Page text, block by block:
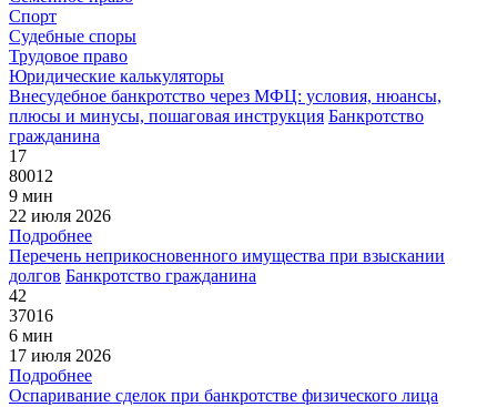
Спорт
Судебные споры
Трудовое право
Юридические калькуляторы
Внесудебное банкротство через МФЦ: условия, нюансы,
плюсы и минусы, пошаговая инструкция Банкротство
гражданина
17
80012
9 мин
22 июля 2026
Подробнее
Перечень неприкосновенного имущества при взыскании
долгов Банкротство гражданина
42
37016
6 мин
17 июля 2026
Подробнее
Оспаривание сделок при банкротстве физического лица